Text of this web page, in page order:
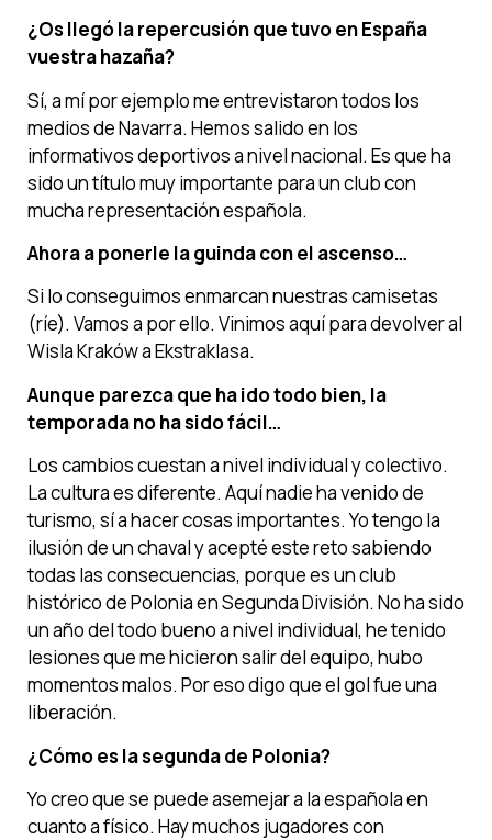
¿Os llegó la repercusión que tuvo en España
vuestra hazaña?
Sí, a mí por ejemplo me entrevistaron todos los
medios de Navarra. Hemos salido en los
informativos deportivos a nivel nacional. Es que ha
sido un título muy importante para un club con
mucha representación española.
Ahora a ponerle la guinda con el ascenso…
Si lo conseguimos enmarcan nuestras camisetas
(ríe). Vamos a por ello. Vinimos aquí para devolver al
Wisla Kraków a Ekstraklasa.
Aunque parezca que ha ido todo bien, la
temporada no ha sido fácil…
Los cambios cuestan a nivel individual y colectivo.
La cultura es diferente. Aquí nadie ha venido de
turismo, sí a hacer cosas importantes. Yo tengo la
ilusión de un chaval y acepté este reto sabiendo
todas las consecuencias, porque es un club
histórico de Polonia en Segunda División. No ha sido
un año del todo bueno a nivel individual, he tenido
lesiones que me hicieron salir del equipo, hubo
momentos malos. Por eso digo que el gol fue una
liberación.
¿Cómo es la segunda de Polonia?
Yo creo que se puede asemejar a la española en
cuanto a físico. Hay muchos jugadores con